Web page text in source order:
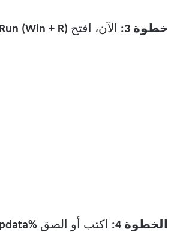
خطوة 3: الآن، افتح Run (Win + R)
الخطوة 4: اكتب أو الصق %localappdata%